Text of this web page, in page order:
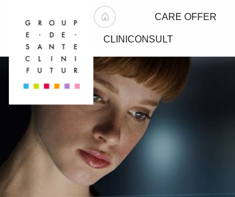
CARE OFFER
CLINICONSULT